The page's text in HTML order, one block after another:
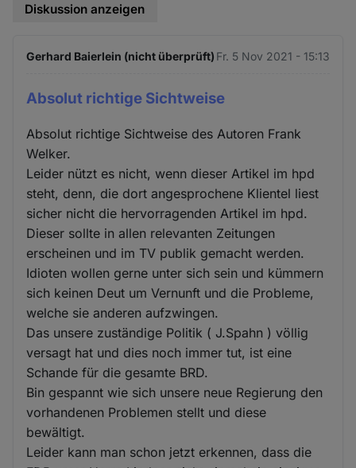
Diskussion anzeigen
Gerhard Baierlein (nicht überprüft) Fr. 5 Nov 2021 - 15:13
Absolut richtige Sichtweise
Absolut richtige Sichtweise des Autoren Frank
Welker.
Leider nützt es nicht, wenn dieser Artikel im hpd
steht, denn, die dort angesprochene Klientel liest
sicher nicht die hervorragenden Artikel im hpd.
Dieser sollte in allen relevanten Zeitungen
erscheinen und im TV publik gemacht werden.
Idioten wollen gerne unter sich sein und kümmern
sich keinen Deut um Vernunft und die Probleme,
welche sie anderen aufzwingen.
Das unsere zuständige Politik ( J.Spahn ) völlig
versagt hat und dies noch immer tut, ist eine
Schande für die gesamte BRD.
Bin gespannt wie sich unsere neue Regierung den
vorhandenen Problemen stellt und diese
bewältigt.
Leider kann man schon jetzt erkennen, dass die